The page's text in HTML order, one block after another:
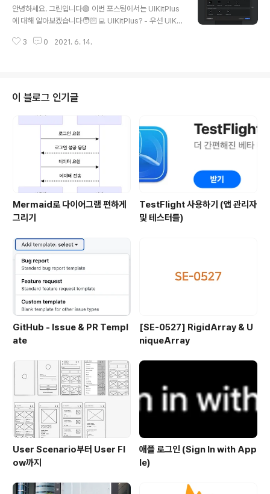
한 요구사항? - Swift 5 이상 - iOS 8 이상 - Cocoapo
ds로만 지원 가능 (https://github.com/ReactorKit/R
쳐 패턴에는 특정 정형화된 템플릿이 없..
안녕하세요. 그린입니다🟢 이번 포스팅에서는 UIKitPlus
에 대해 알아보겠습니다🧑🏻‍💻 UIKitPlus? - 우선 UIKit
설치할 수 있음 (주소는 요기! -> https://github.com/M
de 12.3 / Swift 5.3 이상 버전에서 사용이 가능 - 미리보
기 같은 경우 iOS 9 이상 환경에서 지원 - SwiftUI와 비슷
한 뷰 구조로 작성되지만 UIKit의 레이아웃을 사용 - UIKit
Plus를 임포트하는것으로 UIKit 대신..
3 0 2021. 6. 14.
이 블로그 인기글
Mermaid로 다이어그램 편하게
그리기
TestFlight 사용하기 (앱 관리자
및 테스터들)
GitHub - Issue & PR Templ
ate
[SE-0527] RigidArray & U
niqueArray
User Scenario부터 User Fl
ow까지
애플 로그인 (Sign In with App
le)